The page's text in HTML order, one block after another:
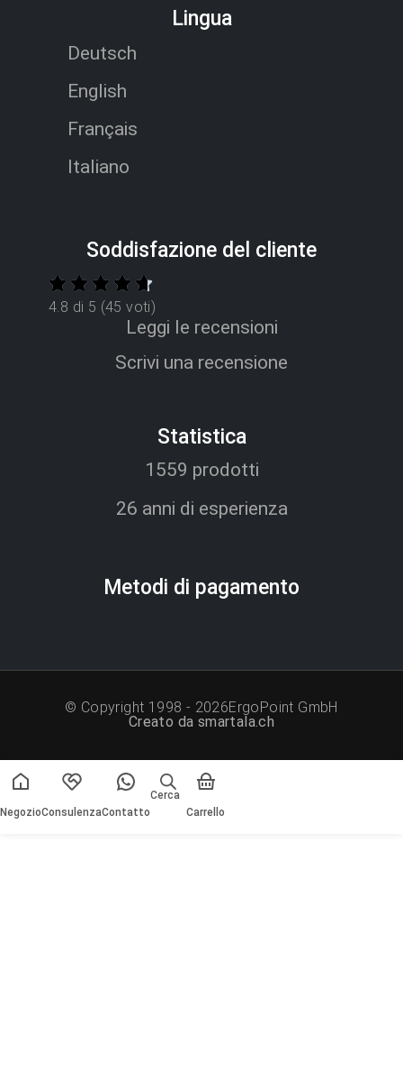
Lingua
Deutsch
English
Français
Italiano
Soddisfazione del cliente
4.8 di 5 (45 voti)
Leggi le recensioni
Scrivi una recensione
Statistica
1559 prodotti
26 anni di esperienza
Metodi di pagamento​
© Copyright 1998 - 2026ErgoPoint GmbH
Creato da smartala.ch
NegozioConsulenzaContatto
Cerca
Carrello